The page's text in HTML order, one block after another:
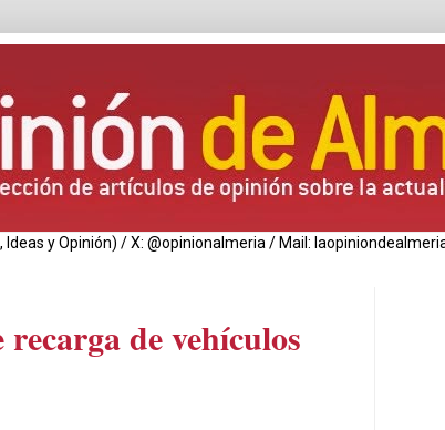
Ideas y Opinión) / X: @opinionalmeria / Mail:
de vehículos